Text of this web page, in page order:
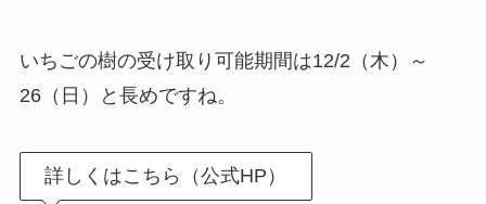
いちごの樹の受け取り可能期間は12/2（木）～
26（日）と長めですね。
詳しくはこちら（公式HP）